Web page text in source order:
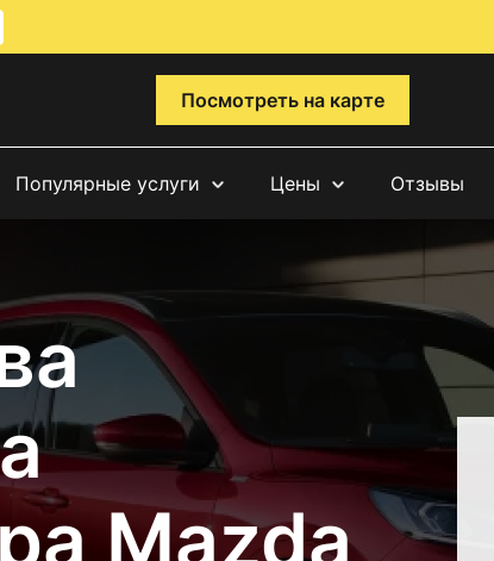
Посмотреть на карте
Популярные услуги Цены Отзывы
Mazda